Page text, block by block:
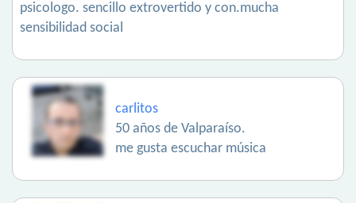
psicologo. sencillo extrovertido y con.mucha
sensibilidad social
carlitos
50 años de Valparaíso.
me gusta escuchar música